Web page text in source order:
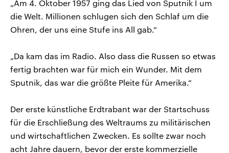
„Am 4. Oktober 1957 ging das Lied von Sputnik I um
die Welt. Millionen schlugen sich den Schlaf um die
Ohren, der uns eine Stufe ins All gab.“
„Da kam das im Radio. Also dass die Russen so etwas
fertig brachten war für mich ein Wunder. Mit dem
Sputnik, das war die größte Pleite für Amerika.“
Der erste künstliche Erdtrabant war der Startschuss
für die Erschließung des Weltraums zu militärischen
und wirtschaftlichen Zwecken. Es sollte zwar noch
acht Jahre dauern, bevor der erste kommerzielle